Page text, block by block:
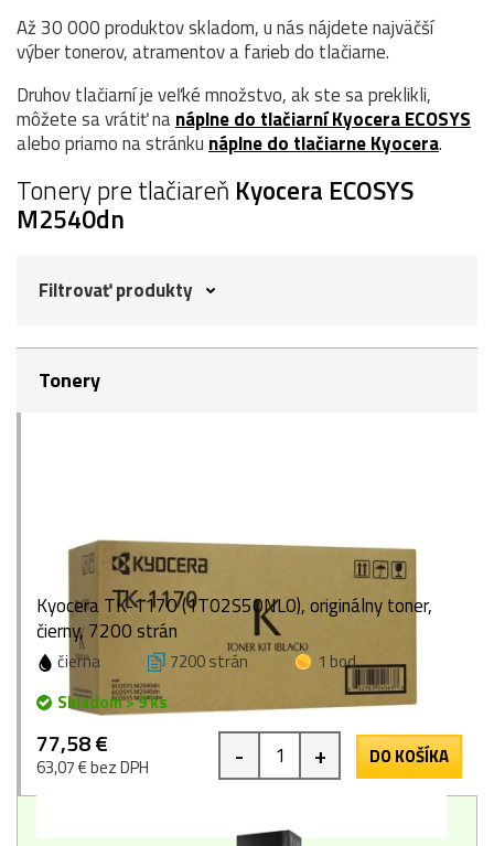
Až 30 000 produktov skladom, u nás nájdete najväčší
výber tonerov, atramentov a farieb do tlačiarne.
Druhov tlačiarní je veľké množstvo, ak ste sa preklikli,
môžete sa vrátiť nanáplne do tlačiarní Kyocera ECOSYS
alebo priamo na stránku náplne do tlačiarne Kyocera.
Tonery pre tlačiareň Kyocera ECOSYS
M2540dn
Filtrovať produkty
Tonery
Kyocera TK-1170 (1T02S50NL0), originálny toner,
čierny, 7200 strán
čierna 7200 strán
1 bod
Skladom > 9 ks
77,58 €
63,07 € bez DPH - + DO KOŠÍKA